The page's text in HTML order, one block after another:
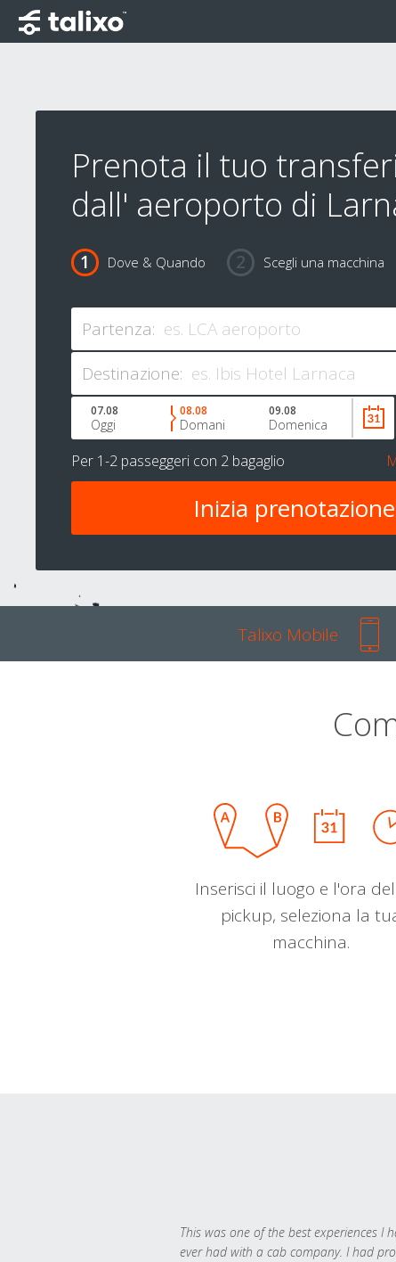
Prenota il tuo
dall' aeroporto di
Dove & Quando Scegli una macchina
Partenza:
Destinazione:
07.08
Oggi
08.08
Domani
09.08
Domenica
Per 1-2 passeggeri con 2 bagaglio
Talixo Mobile
Inserisci il luogo e l'ora
pickup, seleziona la
macchina.
This was one of the best experiences I
ever had with a cab company. I had